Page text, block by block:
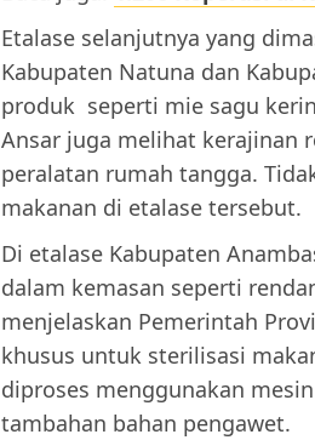
Etalase selanjutnya yang
Kabupaten Natuna dan
produk seperti mie sagu
Ansar juga melihat kerajinan
peralatan rumah tangga.
makanan di etalase tersebut.
Di etalase Kabupaten
dalam kemasan seperti
menjelaskan Pemerintah
khusus untuk sterilisasi
diproses menggunakan
tambahan bahan pengawet.